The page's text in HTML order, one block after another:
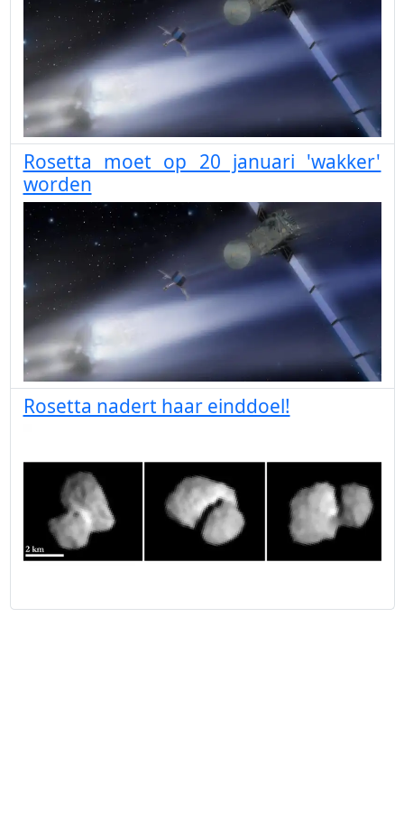
Rosetta moet op 20 januari 'wakker'
worden
Rosetta nadert haar einddoel!